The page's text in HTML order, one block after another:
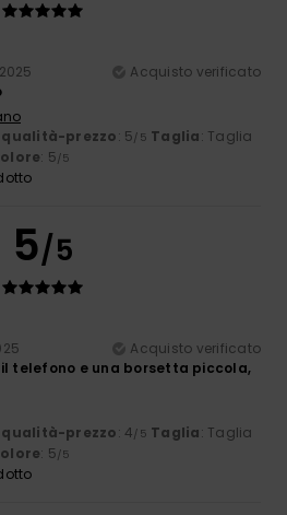
Acquisto verificato
prezzo: 5/5 Taglia: Taglia
: 5/5
5/5
Acquisto verificato
telefono e una borsetta piccola,
prezzo: 4/5 Taglia: Taglia
: 5/5